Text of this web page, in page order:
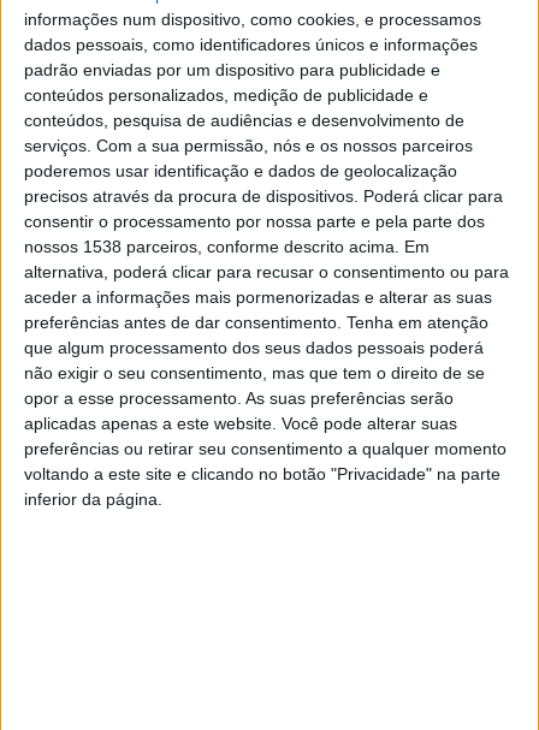
informações num dispositivo, como cookies, e processamos
dados pessoais, como identificadores únicos e informações
padrão enviadas por um dispositivo para publicidade e
conteúdos personalizados, medição de publicidade e
conteúdos, pesquisa de audiências e desenvolvimento de
serviços. Com a sua permissão, nós e os nossos parceiros
poderemos usar identificação e dados de geolocalização
precisos através da procura de dispositivos. Poderá clicar para
consentir o processamento por nossa parte e pela parte dos
nossos 1538 parceiros, conforme descrito acima. Em
alternativa, poderá clicar para recusar o consentimento ou para
aceder a informações mais pormenorizadas e alterar as suas
preferências antes de dar consentimento. Tenha em atenção
que algum processamento dos seus dados pessoais poderá
não exigir o seu consentimento, mas que tem o direito de se
opor a esse processamento. As suas preferências serão
aplicadas apenas a este website. Você pode alterar suas
preferências ou retirar seu consentimento a qualquer momento
voltando a este site e clicando no botão "Privacidade" na parte
inferior da página.
O Campo Desportivo José Joaquim Pereira em
Guilhofrei vai ser pequeno para receber os adeptos.
Foram tantas as pessoas, que nos mais variados
cargos, passaram pela A.C.R. de Guilhofrei durante
estes últimos quarenta anos.
Amanha, tire um pouco do seu tempo e venha honrar o
presente e pensar o futuro, relembrando sempre o
enorme passado desta associação.